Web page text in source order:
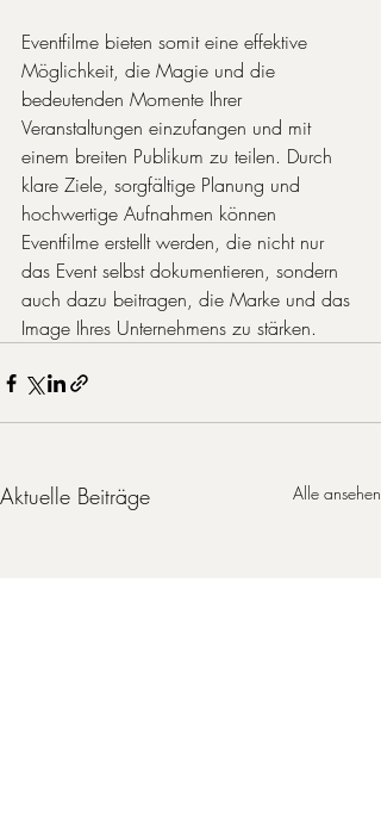
Eventfilme bieten somit eine effektive
Möglichkeit, die Magie und die
bedeutenden Momente Ihrer
Veranstaltungen einzufangen und mit
einem breiten Publikum zu teilen. Durch
klare Ziele, sorgfältige Planung und
hochwertige Aufnahmen können
Eventfilme erstellt werden, die nicht nur
das Event selbst dokumentieren, sondern
auch dazu beitragen, die Marke und das
Image Ihres Unternehmens zu stärken.
Aktuelle Beiträge Alle ansehen